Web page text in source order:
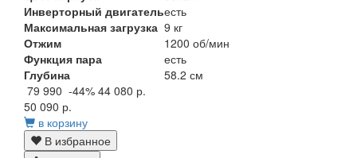
Инверторный двигательесть
Максимальная загрузка 9 кг
Отжим
1200 об/мин
Функция пара
есть
Глубина
58.2 см
79 990 -44% 44 080 р.
50 090 р.
в корзину
В избранное